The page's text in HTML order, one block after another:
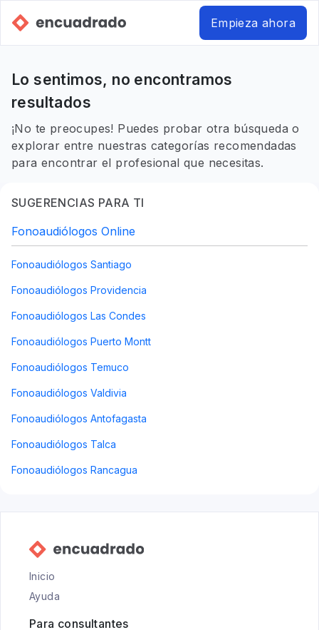
Empieza ahora
Lo sentimos, no encontramos
resultados
¡No te preocupes! Puedes probar otra búsqueda o
explorar entre nuestras categorías recomendadas
para encontrar el profesional que necesitas.
SUGERENCIAS PARA TI
Fonoaudiólogos Online
Fonoaudiólogos Santiago
Fonoaudiólogos Providencia
Fonoaudiólogos Las Condes
Fonoaudiólogos Puerto Montt
Fonoaudiólogos Temuco
Fonoaudiólogos Valdivia
Fonoaudiólogos Antofagasta
Fonoaudiólogos Talca
Fonoaudiólogos Rancagua
Inicio
Ayuda
Para consultantes